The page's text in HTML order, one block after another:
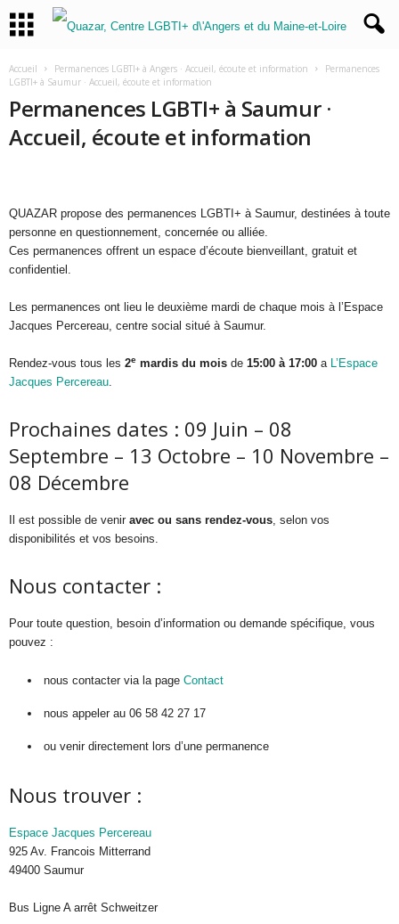
Accueil Permanences LGBTI+ à Angers · Accueil, écoute et information
Permanences
LGBTI+ à Saumur · Accueil, écoute et information
Permanences LGBTI+ à Saumur ·
Accueil, écoute et information
QUAZAR propose des permanences LGBTI+ à Saumur, destinées à toute
personne en questionnement, concernée ou alliée.
Ces permanences offrent un espace d’écoute bienveillant, gratuit et
confidentiel.
Les permanences ont lieu le deuxième mardi de chaque mois à l’Espace
Jacques Percereau, centre social situé à Saumur.
Rendez-vous tous les 2e mardis du mois de 15:00 à 17:00 a L’Espace
Jacques Percereau.
Prochaines dates : 09 Juin – 08
Septembre – 13 Octobre – 10 Novembre –
08 Décembre
Il est possible de venir avec ou sans rendez-vous, selon vos
disponibilités et vos besoins.
Nous contacter :
Pour toute question, besoin d’information ou demande spécifique, vous
pouvez :
nous contacter via la page Contact
nous appeler au 06 58 42 27 17
ou venir directement lors d’une permanence
Nous trouver :
Espace Jacques Percereau
925 Av. Francois Mitterrand
49400 Saumur
Bus Ligne A arrêt Schweitzer